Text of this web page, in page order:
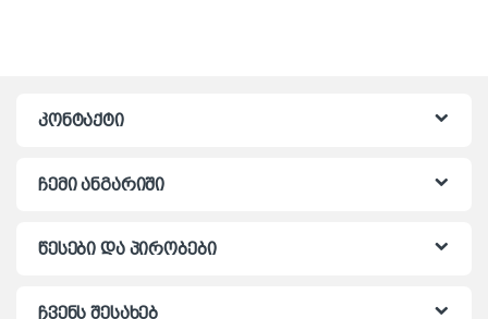
კონტაქტი
ჩემი ანგარიში
წესები და პირობები
ჩვენს შესახებ